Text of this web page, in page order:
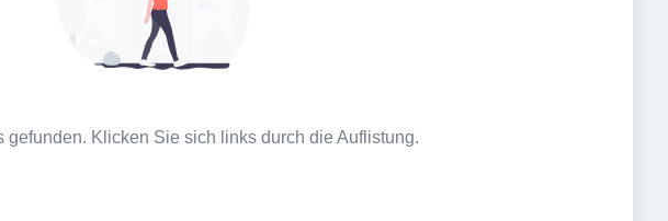
gefunden. Klicken Sie sich links durch die Auflistung.